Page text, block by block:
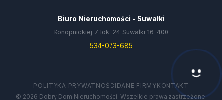
Biuro Nieruchomości - Suwałki
Konopnickiej 7 lok. 24 Suwałki 16-400
534-073-685
POLITYKA PRYWATNOŚCI DANE FIRMYKONTAKT
© 2026 Dobry Dom Nieruchomości. Wszelkie prawa zastrzeżone.